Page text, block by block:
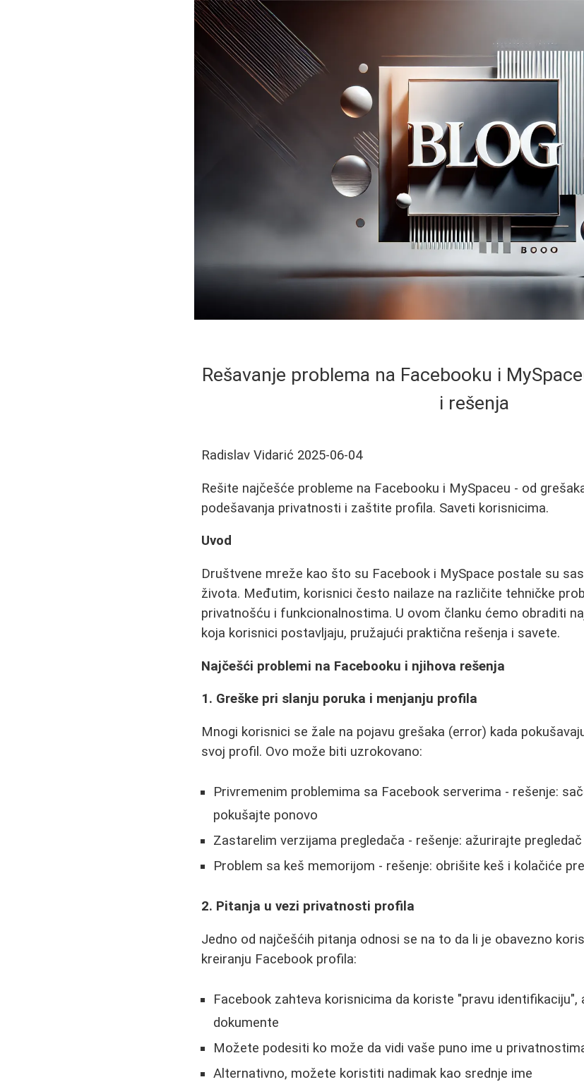
Rešavanje problema na Facebooku i
i rešenja
Radislav Vidarić 2025-06-04
Rešite najčešće probleme na Facebooku i MySpaceu - od
podešavanja privatnosti i zaštite profila. Saveti korisnicima.
Uvod
Društvene mreže kao što su Facebook i MySpace postale su
života. Međutim, korisnici često nailaze na različite tehničke
privatnošću i funkcionalnostima. U ovom članku ćemo obraditi
koja korisnici postavljaju, pružajući praktična rešenja i savete.
Najčešći problemi na Facebooku i njihova rešenja
1. Greške pri slanju poruka i menjanju profila
Mnogi korisnici se žale na pojavu grešaka (error) kada
svoj profil. Ovo može biti uzrokovano:
Privremenim problemima sa Facebook serverima - rešenje:
pokušajte ponovo
Zastarelim verzijama pregledača - rešenje: ažurirajte
Problem sa keš memorijom - rešenje: obrišite keš i kolačiće
2. Pitanja u vezi privatnosti profila
Jedno od najčešćih pitanja odnosi se na to da li je obavezno
kreiranju Facebook profila:
Facebook zahteva korisnicima da koriste "pravu identifikaciju",
dokumente
Možete podesiti ko može da vidi vaše puno ime u
Alternativno, možete koristiti nadimak kao srednje ime